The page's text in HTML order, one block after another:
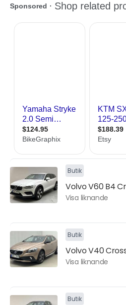
Butik
Volvo V60 B4
Visa liknande
Butik
Volvo V40
Visa liknande
Butik